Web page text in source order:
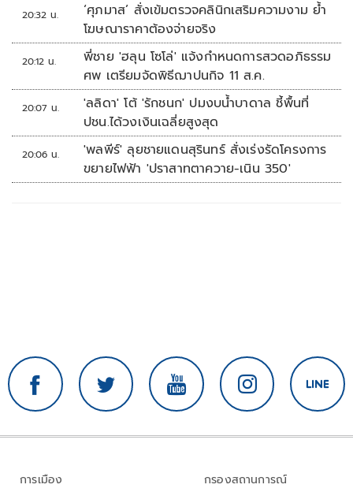
20:32 น.
‘ศุภมาส’ สั่งเข้มตรวจคลินิกเสริมความงาม ย้ำ
โฆษณาราคาต้องจ่ายจริง
20:12 น.
พี่ชาย 'ฮลุน โซโล่' แจ้งกำหนดการสวดอภิธรรม
ศพ เตรียมจัดพิธีฌาปนกิจ 11 ส.ค.
20:07 น.
'ลลิดา' โต้ 'รักชนก' ปมงบน้ำบาดาล ชี้พื้นที่
ปชน.ได้วงเงินเฉลี่ยสูงสุด
20:06 น.
'พลพีร์' ลุยชายแดนสุรินทร์ สั่งเร่งรัดโครงการ
ขยายไฟฟ้า 'ปราสาทตาควาย-เนิน 350'
การเมือง
กรองสถานการณ์